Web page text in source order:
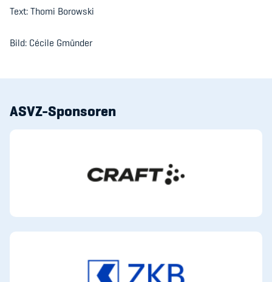
Text: Thomi Borowski
Bild: Cécile Gmünder
ASVZ-Sponsoren